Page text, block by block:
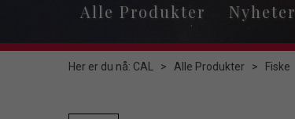
Alle Produkter Nyheter
Her er du nå: CAL > Alle Produkter > Fiske